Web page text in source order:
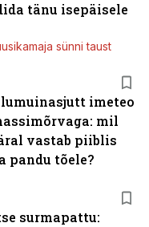
imeteo
mil
vastab piiblis
pandu tõele?
surmapattu:
tänu isepäisele
sünni taust